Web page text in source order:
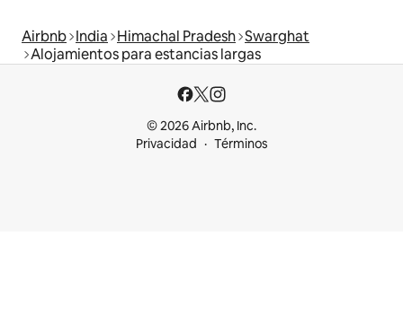
Airbnb India Himachal Pradesh Swarghat
Alojamientos para estancias largas
© 2026 Airbnb, Inc.
Privacidad
Términos